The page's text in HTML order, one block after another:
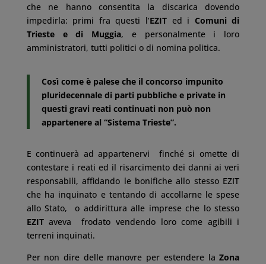
che ne hanno consentita la discarica dovendo
impedirla: primi fra questi l’EZIT ed i Comuni di
Trieste e di Muggia, e personalmente i loro
amministratori, tutti politici o di nomina politica.
Così come è palese che il concorso impunito
pluridecennale di parti pubbliche e private in
questi gravi reati continuati non può non
appartenere al “Sistema Trieste”.
E continuerà ad appartenervi finché si omette di
contestare i reati ed il risarcimento dei danni ai veri
responsabili, affidando le bonifiche allo stesso EZIT
che ha inquinato e tentando di accollarne le spese
allo Stato, o addirittura alle imprese che lo stesso
EZITaveva frodato vendendo loro come agibili i
terreni inquinati.
Per non dire delle manovre per estendere laZona